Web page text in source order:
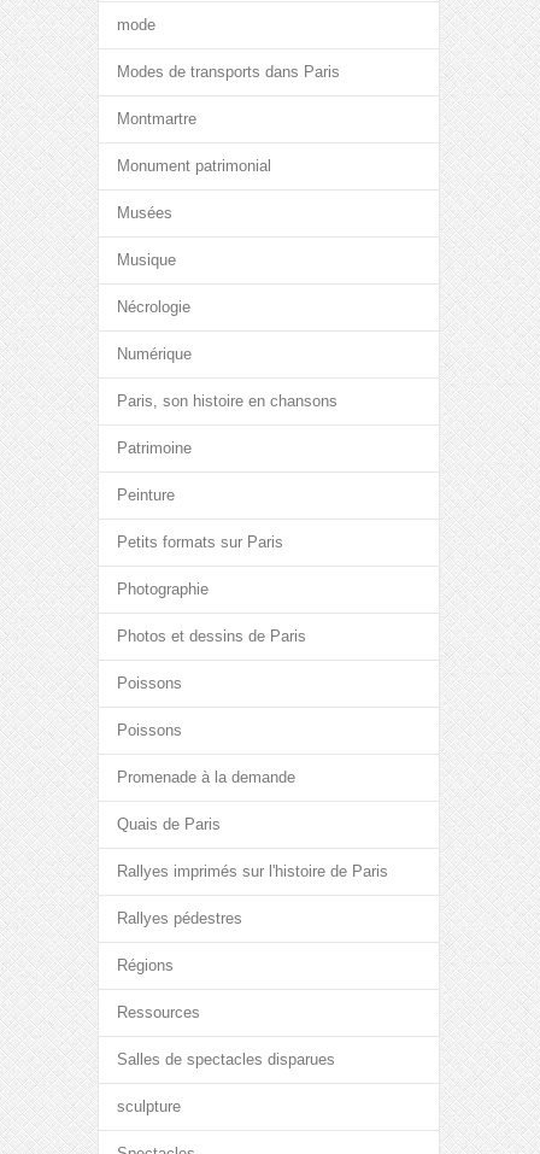
mode
Modes de transports dans Paris
Montmartre
Monument patrimonial
Musées
Musique
Nécrologie
Numérique
Paris, son histoire en chansons
Patrimoine
Peinture
Petits formats sur Paris
Photographie
Photos et dessins de Paris
Poissons
Poissons
Promenade à la demande
Quais de Paris
Rallyes imprimés sur l'histoire de Paris
Rallyes pédestres
Régions
Ressources
Salles de spectacles disparues
sculpture